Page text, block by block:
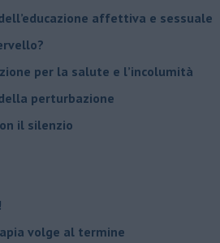
affettiva e sessuale
per la salute e l’incolumità
perturbazione
il silenzio
volge al termine